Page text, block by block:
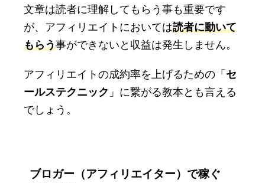
文章は読者に理解してもらう事も重要です
が、アフィリエイトにおいては読者に動いて
もらう事ができないと収益は発生しません。
アフィリエイトの成約率を上げるための「 セ
ールステクニック 」に繋がる教本とも言える
でしょう。
ブロガー（アフィリエイター）で稼ぐ